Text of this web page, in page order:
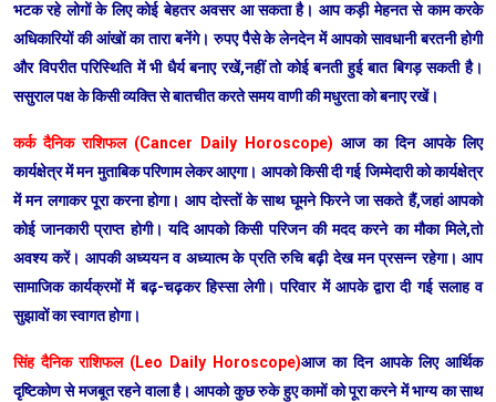
भटक रहे लोगों के लिए कोई बेहतर अवसर आ सकता है। आप कड़ी मेहनत से काम करके
अधिकारियों की आंखों का तारा बनेंगे। रुपए पैसे के लेनदेन में आपको सावधानी बरतनी होगी
और विपरीत परिस्थिति में भी धैर्य बनाए रखें,नहीं तो कोई बनती हुई बात बिगड़ सकती है।
ससुराल पक्ष के किसी व्यक्ति से बातचीत करते समय वाणी की मधुरता को बनाए रखें।
कर्क दैनिक राशिफल (Cancer Daily Horoscope) आज का दिन आपके लिए
कार्यक्षेत्र में मन मुताबिक परिणाम लेकर आएगा। आपको किसी दी गई जिम्मेदारी को कार्यक्षेत्र
में मन लगाकर पूरा करना होगा। आप दोस्तों के साथ घूमने फिरने जा सकते हैं,जहां आपको
कोई जानकारी प्राप्त होगी। यदि आपको किसी परिजन की मदद करने का मौका मिले,तो
अवश्य करें। आपकी अध्ययन व अध्यात्म के प्रति रुचि बढ़ी देख मन प्रसन्न रहेगा। आप
सामाजिक कार्यक्रमों में बढ़-चढ़कर हिस्सा लेगी। परिवार में आपके द्वारा दी गई सलाह व
सुझावों का स्वागत होगा।
सिंह दैनिक राशिफल (Leo Daily Horoscope)आज का दिन आपके लिए आर्थिक
दृष्टिकोण से मजबूत रहने वाला है। आपको कुछ रुके हुए कामों को पूरा करने में भाग्य का साथ